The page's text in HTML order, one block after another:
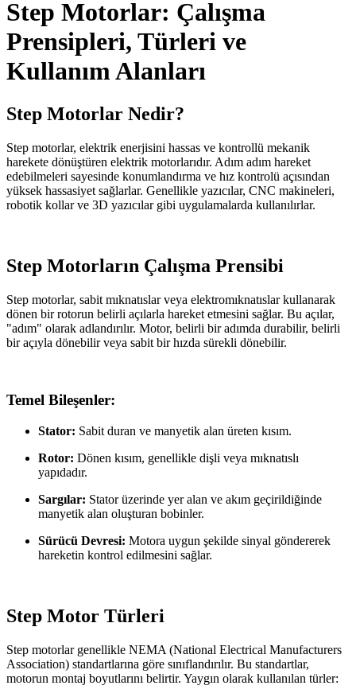
Step Motorlar: Çalışma
Prensipleri, Türleri ve
Kullanım Alanları
Step Motorlar Nedir?
Step motorlar, elektrik enerjisini hassas ve kontrollü mekanik
harekete dönüştüren elektrik motorlarıdır. Adım adım hareket
edebilmeleri sayesinde konumlandırma ve hız kontrolü açısından
yüksek hassasiyet sağlarlar. Genellikle yazıcılar, CNC makineleri,
robotik kollar ve 3D yazıcılar gibi uygulamalarda kullanılırlar.
Step Motorların Çalışma Prensibi
Step motorlar, sabit mıknatıslar veya elektromıknatıslar kullanarak
dönen bir rotorun belirli açılarla hareket etmesini sağlar. Bu açılar,
"adım" olarak adlandırılır. Motor, belirli bir adımda durabilir, belirli
bir açıyla dönebilir veya sabit bir hızda sürekli dönebilir.
Temel Bileşenler:
Stator: Sabit duran ve manyetik alan üreten kısım.
Rotor: Dönen kısım, genellikle dişli veya mıknatıslı
yapıdadır.
Sargılar: Stator üzerinde yer alan ve akım geçirildiğinde
manyetik alan oluşturan bobinler.
Sürücü Devresi: Motora uygun şekilde sinyal göndererek
hareketin kontrol edilmesini sağlar.
Step Motor Türleri
Step motorlar genellikle NEMA (National Electrical Manufacturers
Association) standartlarına göre sınıflandırılır. Bu standartlar,
motorun montaj boyutlarını belirtir. Yaygın olarak kullanılan türler: